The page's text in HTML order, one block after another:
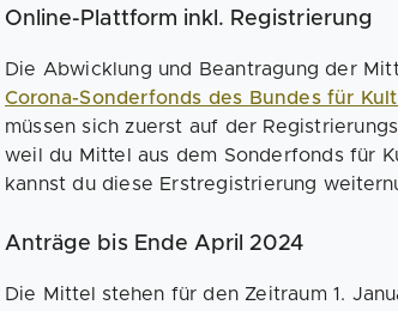
Online-Plattform inkl. Registrierung
Die Abwicklung und Beantragung der
Corona-Sonderfonds des Bundes für
müssen sich zuerst auf der
weil du Mittel aus dem Sonderfonds für
kannst du diese Erstregistrierung
Anträge bis Ende April 2024
Die Mittel stehen für den Zeitraum 1.